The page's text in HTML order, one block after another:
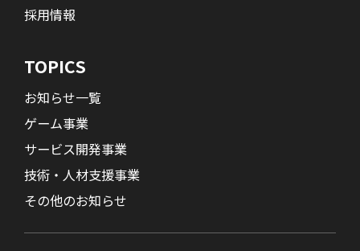
採用情報
TOPICS
お知らせ一覧
ゲーム事業
サービス開発事業
技術・人材支援事業
その他のお知らせ